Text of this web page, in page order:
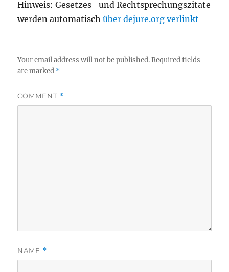
Hinweis: Gesetzes- und Rechtsprechungszitate
werden automatischüber dejure.org verlinkt
Your email address will not be published. Required fields
are marked *
COMMENT *
NAME *